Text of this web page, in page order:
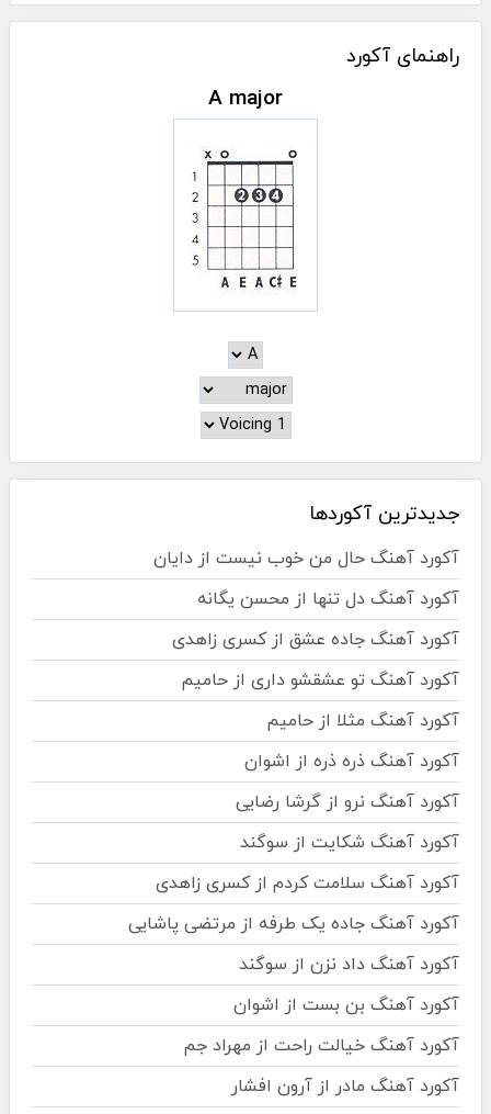
راهنمای آکورد
A major
جدیدترین آکوردها
آکورد آهنگ حال من خوب نیست از دایان
آکورد آهنگ دل تنها از محسن یگانه
آکورد آهنگ جاده عشق از کسری زاهدی
آکورد آهنگ تو عشقشو داری از حامیم
آکورد آهنگ مثلا از حامیم
آکورد آهنگ ذره ذره از اشوان
آکورد آهنگ نرو از گرشا رضایی
آکورد آهنگ شکایت از سوگند
آکورد آهنگ سلامت کردم از کسری زاهدی
آکورد آهنگ جاده یک طرفه از مرتضی پاشایی
آکورد آهنگ داد نزن از سوگند
آکورد آهنگ بن بست از اشوان
آکورد آهنگ خیالت راحت از مهراد جم
آکورد آهنگ مادر از آرون افشار